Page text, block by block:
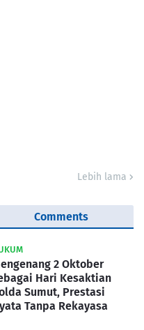
Lebih lama
Comments
2 Oktober
Hari Kesaktian
Sumut, Prestasi
Tanpa Rekayasa